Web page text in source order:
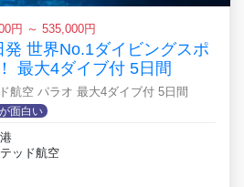
円 ～ 535,000円
発 世界No.1ダイビングスポ
最大4ダイブ付 5日間
航空 パラオ 最大4ダイブ付 5日間
面白い
ッド航空